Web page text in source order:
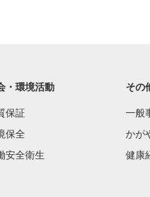
・環境活動
保証
保全
安全衛生
その
一般
かが
健康